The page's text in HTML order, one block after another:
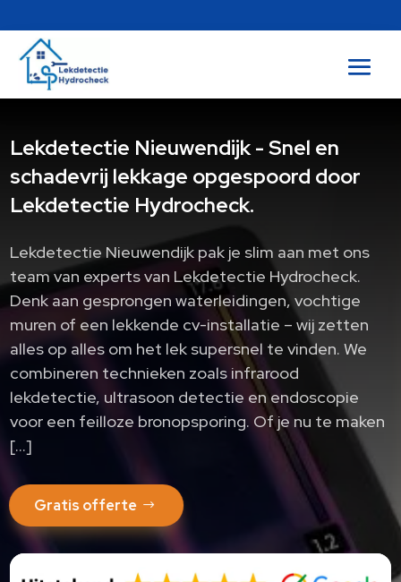
Lekdetectie Nieuwendijk - Snel en
schadevrij lekkage opgespoord door
Lekdetectie Hydrocheck.
Lekdetectie Nieuwendijk pak je slim aan met ons
team van experts van Lekdetectie Hydrocheck.​
Denk aan gesprongen waterleidingen, vochtige
muren of een lekkende cv-installatie – wij zetten
alles op alles om het lek supersnel te vinden.​ We
combineren technieken zoals infrarood
lekdetectie, ultrasoon detectie en endoscopie
voor een feilloze bronopsporing.​ Of je nu te maken
[…]
Gratis offerte